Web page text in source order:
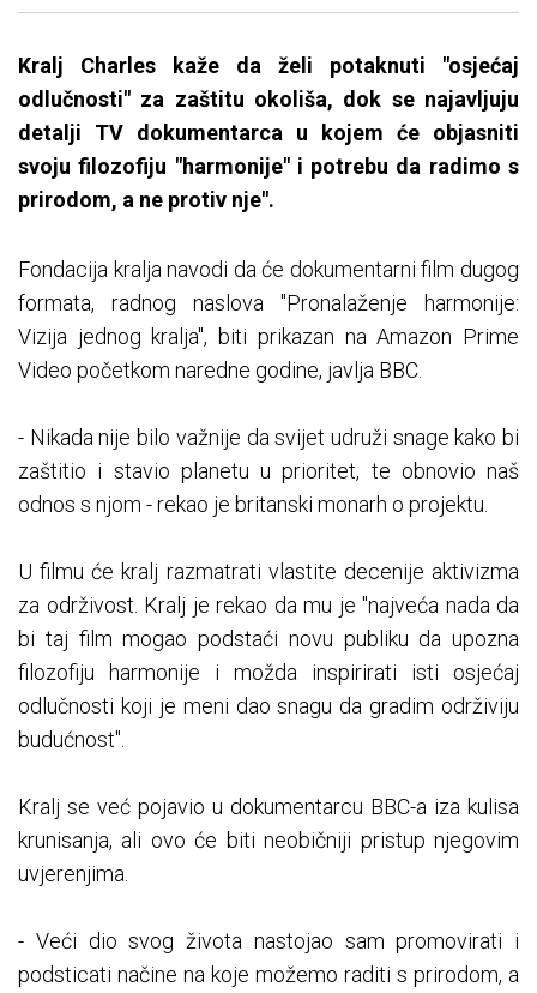
Kralj Charles kaže da želi potaknuti "osjećaj
odlučnosti" za zaštitu okoliša, dok se najavljuju
detalji TV dokumentarca u kojem će objasniti
svoju filozofiju "harmonije" i potrebu da radimo s
prirodom, a ne protiv nje".
Fondacija kralja navodi da će dokumentarni film dugog
formata, radnog naslova "Pronalaženje harmonije:
Vizija jednog kralja", biti prikazan na Amazon Prime
Video početkom naredne godine, javlja BBC.
- Nikada nije bilo važnije da svijet udruži snage kako bi
zaštitio i stavio planetu u prioritet, te obnovio naš
odnos s njom - rekao je britanski monarh o projektu.
U filmu će kralj razmatrati vlastite decenije aktivizma
za održivost. Kralj je rekao da mu je "najveća nada da
bi taj film mogao podstaći novu publiku da upozna
filozofiju harmonije i možda inspirirati isti osjećaj
odlučnosti koji je meni dao snagu da gradim održiviju
budućnost".
Kralj se već pojavio u dokumentarcu BBC-a iza kulisa
krunisanja, ali ovo će biti neobičniji pristup njegovim
uvjerenjima.
- Veći dio svog života nastojao sam promovirati i
podsticati načine na koje možemo raditi s prirodom, a